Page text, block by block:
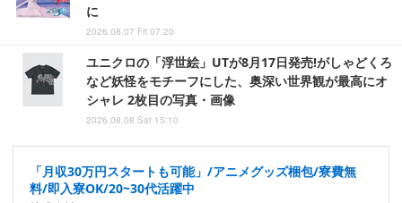
に
2026.08.07 Fri 07:20
ユニクロの「浮世絵」UTが8月17日発売!がしゃどくろ
など妖怪をモチーフにした、奥深い世界観が最高にオ
シャレ 2枚目の写真・画像
2026.08.08 Sat 15:10
「月収30万円スタートも可能」/アニメグッズ梱包/寮費無
料/即入寮OK/20~30代活躍中